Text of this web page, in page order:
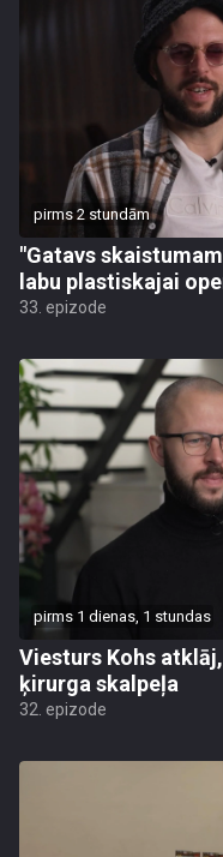
pirms 2 stundām
"Gatavs
labu plastiskajai
33. epizode
pirms 1 dienas, 1 stundas
Viesturs Kohs
ķirurga skalpeļa
32. epizode